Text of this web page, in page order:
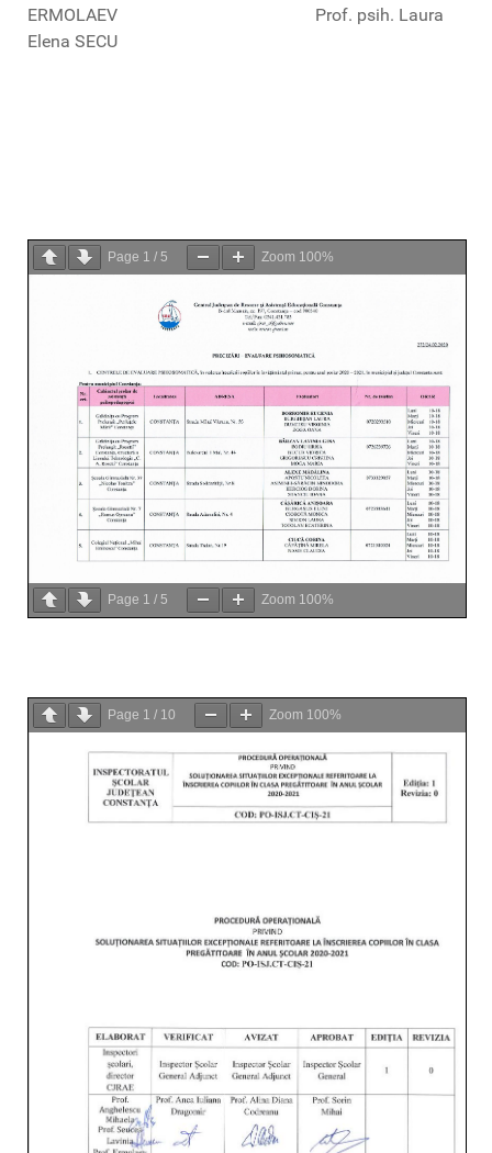
ERMOLAEV Prof. psih. Laura
Elena SECU
Page 1 / 5 Zoom 100%
Page 1 / 5 Zoom 100%
Page 1 / 10 Zoom 100%